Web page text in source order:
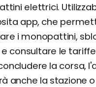
elettrici.
app, che
i monopattini,
consultare le
la corsa,
anche la stazione